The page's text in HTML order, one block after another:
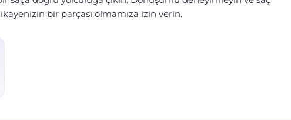
bir parçası olmamıza izin verin.